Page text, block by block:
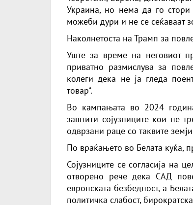
Украина, но нема да го стори
можеби дури и не се сеќаваат
Наколнетоста на Трамп за
Уште за време на неговиот
приватно размислува за
колеги дека не ја гледа
товар“.
Во кампањата во 2024
заштити сојузниците кои не
одврзани раце со таквите
По враќањето во Белата куќа,
Сојузниците се согласија на
отворено рече дека САД
европската безбедност, а
политичка слабост,